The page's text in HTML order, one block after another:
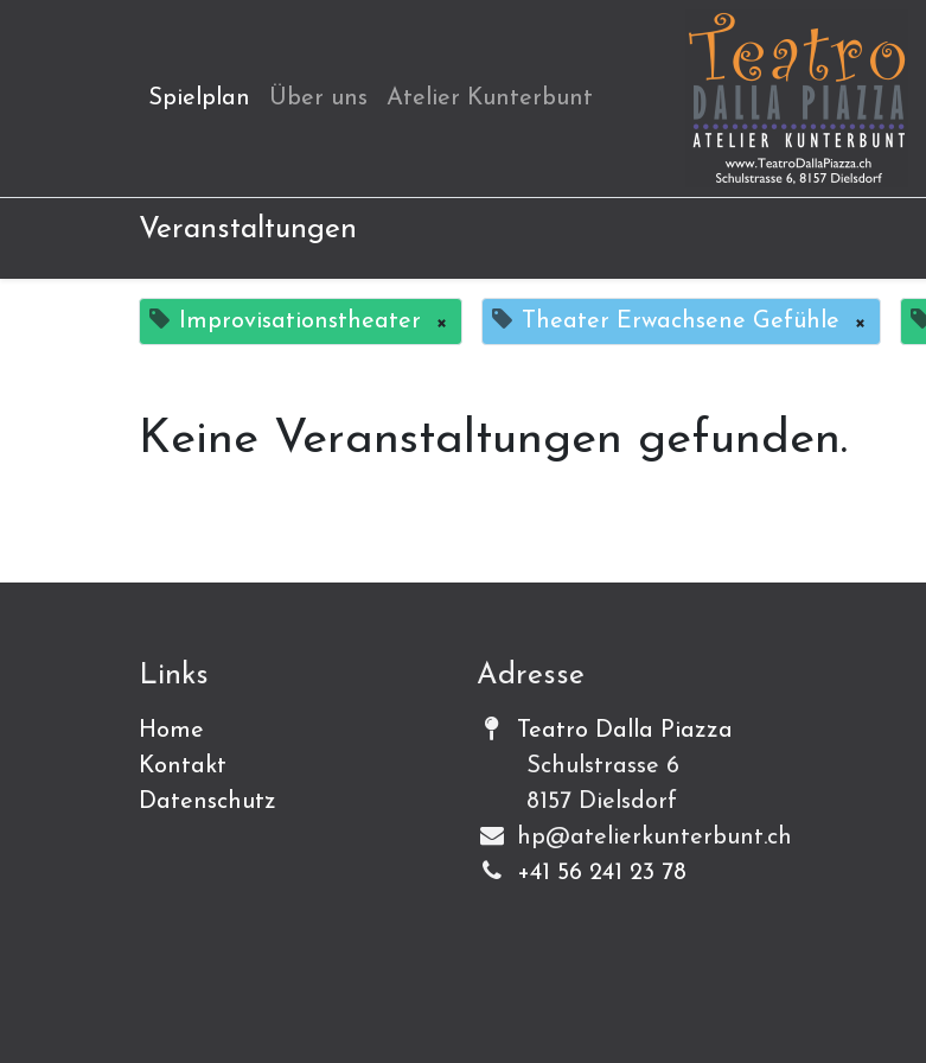
Spielplan Über uns Atelier Kunterbunt
Veranstaltungen
Improvisationstheater × Theater Erwachsene Gefühle ×
Keine Veranstaltungen gefunden.
Links
Home
Kontakt
Datenschutz
Adresse
Teatro Dalla Piazza
Schulstrasse 6
8157 Dielsdorf
hp@atelierkunterbunt.ch
+41 56 241 23 78